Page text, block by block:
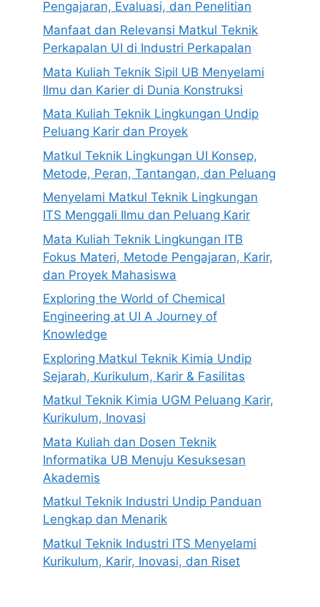
Pengajaran, Evaluasi, dan Penelitian
Manfaat dan Relevansi Matkul Teknik
Perkapalan UI di Industri Perkapalan
Mata Kuliah Teknik Sipil UB Menyelami
Ilmu dan Karier di Dunia Konstruksi
Mata Kuliah Teknik Lingkungan Undip
Peluang Karir dan Proyek
Matkul Teknik Lingkungan UI Konsep,
Metode, Peran, Tantangan, dan Peluang
Menyelami Matkul Teknik Lingkungan
ITS Menggali Ilmu dan Peluang Karir
Mata Kuliah Teknik Lingkungan ITB
Fokus Materi, Metode Pengajaran, Karir,
dan Proyek Mahasiswa
Exploring the World of Chemical
Engineering at UI A Journey of
Knowledge
Exploring Matkul Teknik Kimia Undip
Sejarah, Kurikulum, Karir & Fasilitas
Matkul Teknik Kimia UGM Peluang Karir,
Kurikulum, Inovasi
Mata Kuliah dan Dosen Teknik
Informatika UB Menuju Kesuksesan
Akademis
Matkul Teknik Industri Undip Panduan
Lengkap dan Menarik
Matkul Teknik Industri ITS Menyelami
Kurikulum, Karir, Inovasi, dan Riset